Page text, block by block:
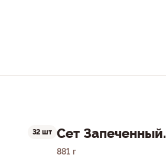
32 шт Сет Запеченный.
881 г